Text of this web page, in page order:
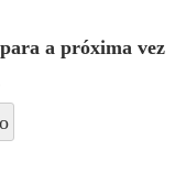
a próxima vez